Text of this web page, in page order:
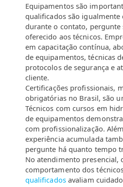
Equipamentos são
qualificados são igualmente
durante o contato,
oferecido aos técnicos.
em capacitação contínua,
de equipamentos, técnicas
protocolos de segurança e
cliente.
Certificações profissionais,
obrigatórias no Brasil, são
Técnicos com cursos em
de equipamentos
com profissionalização.
experiência acumulada
pergunte há quanto tempo
No atendimento presencial,
comportamento dos
qualificadosavaliam